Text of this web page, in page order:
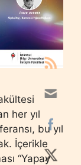
her yıl
bu yıl
İçerikle
“Yapay